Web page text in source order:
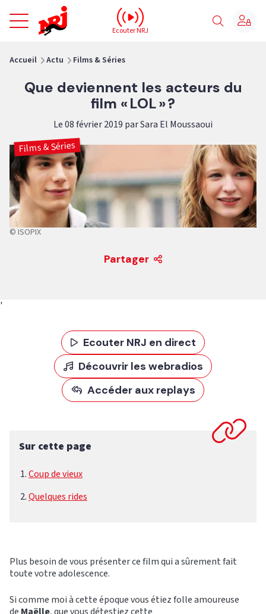
NRJ - Accueil
Ecouter NRJ
Accueil Actu Films & Séries
Que deviennent les acteurs du
film « LOL » ?
Le 08 février 2019 par Sara El Moussaoui
Films & Séries
© ISOPIX
Partager
'
Ecouter NRJ en direct
Découvrir les webradios
Accéder aux replays
Sur cette page
Coup de vieux
Quelques rides
Plus besoin de vous présenter ce film qui a sûrement fait
toute votre adolescence.
Si comme moi à cette époque vous étiez folle amoureuse